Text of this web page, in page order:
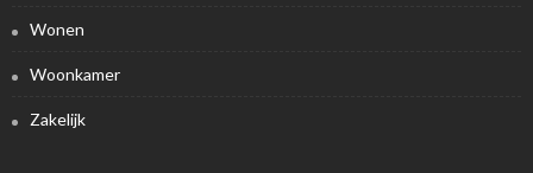
Wonen
Woonkamer
Zakelijk